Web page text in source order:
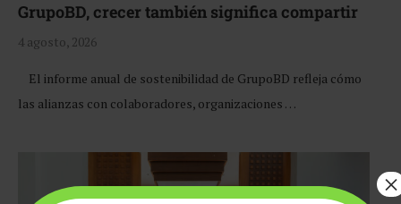
GrupoBD, crecer también significa compartir
4 agosto, 2026
El informe anual de sostenibilidad de GrupoBD refleja cómo
las alianzas con colaboradores, organizaciones …
×